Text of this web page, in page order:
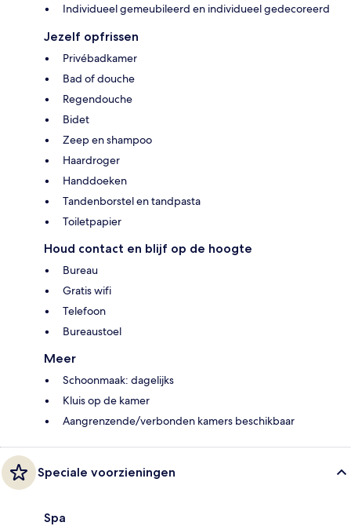
Individueel gemeubileerd en individueel gedecoreerd
Jezelf opfrissen
Privébadkamer
Bad of douche
Regendouche
Bidet
Zeep en shampoo
Haardroger
Handdoeken
Tandenborstel en tandpasta
Toiletpapier
Houd contact en blijf op de hoogte
Bureau
Gratis wifi
Telefoon
Bureaustoel
Meer
Schoonmaak: dagelijks
Kluis op de kamer
Aangrenzende/verbonden kamers beschikbaar
Speciale voorzieningen
Spa